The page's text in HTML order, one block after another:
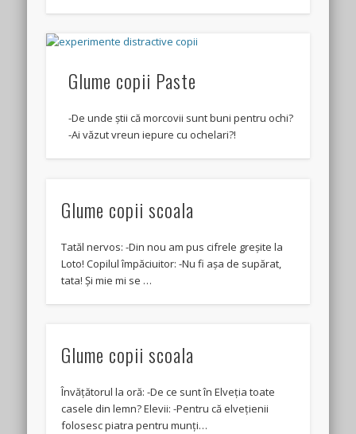
Glume copii Paste
-De unde știi că morcovii sunt buni pentru ochi?
-Ai văzut vreun iepure cu ochelari?!
Glume copii scoala
Tatăl nervos: -Din nou am pus cifrele greșite la
Loto! Copilul împăciuitor: -Nu fi așa de supărat,
tata! Și mie mi se …
Glume copii scoala
Învățătorul la oră: -De ce sunt în Elveția toate
casele din lemn? Elevii: -Pentru că elvețienii
folosesc piatra pentru munți…